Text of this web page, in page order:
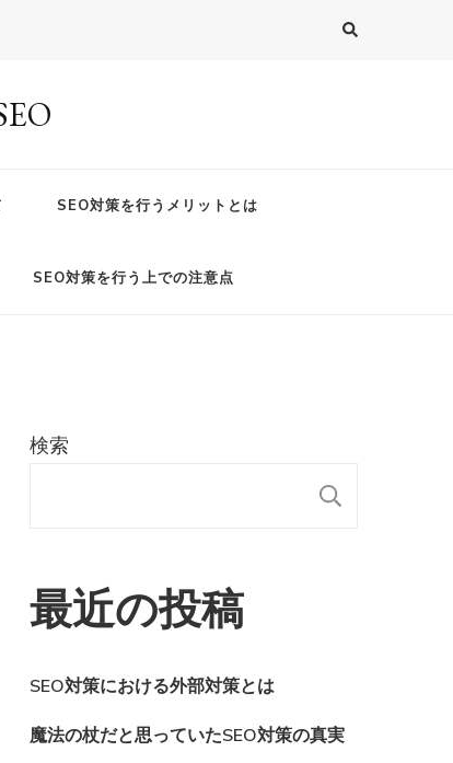
SEO対策を行うメリットとは
SEO対策を行う上での注意点
検索
最近の投稿
SEO対策における外部対策とは
魔法の杖だと思っていたSEO対策の真実